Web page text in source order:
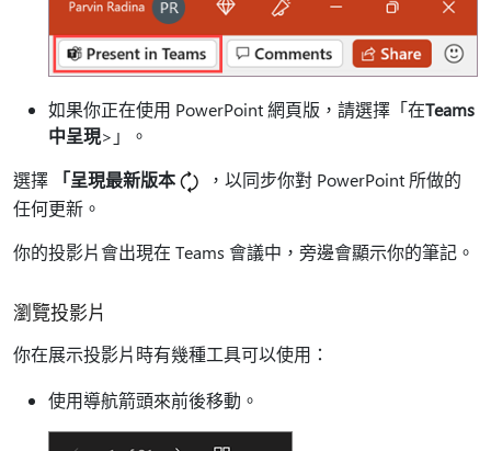
如果你正在使用 PowerPoint 網頁版，請選擇「在Teams
中呈現>」。
選擇
「呈現最新版本
，以同步你對 PowerPoint 所做的
任何更新。
你的投影片會出現在 Teams 會議中，旁邊會顯示你的筆記。
瀏覽投影片
你在展示投影片時有幾種工具可以使用：
使用導航箭頭來前後移動。